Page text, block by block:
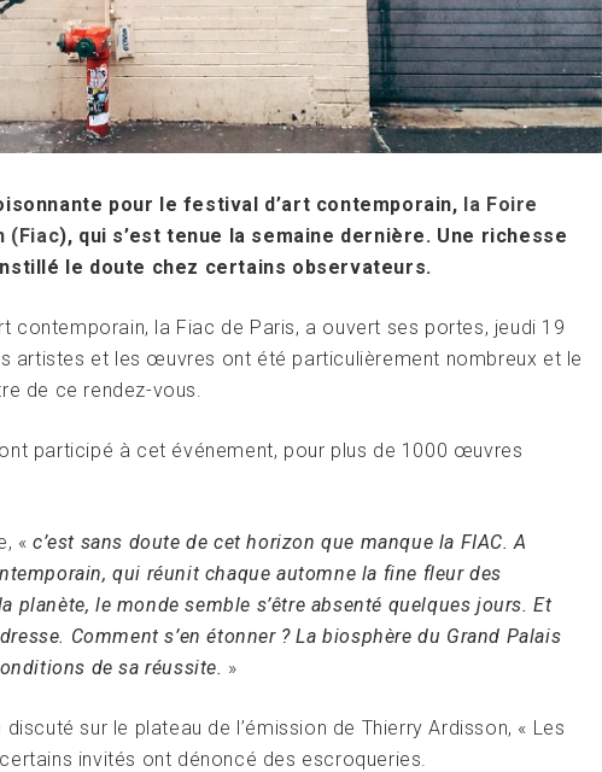
pour le festival d’art contemporain, la Foire
(Fiac), qui s’est tenue la semaine dernière. Une richesse
le doute chez certains observateurs.
contemporain, la Fiac de Paris, a ouvert ses portes, jeudi 19
artistes et les œuvres ont été particulièrement nombreux et le
de ce rendez-vous.
participé à cet événement, pour plus de 1000 œuvres
« c’est sans doute de cet horizon que manque la FIAC. A
qui réunit chaque automne la fine fleur des
planète, le monde semble s’être absenté quelques jours. Et
Comment s’en étonner ? La biosphère du Grand Palais
de sa réussite. »
sur le plateau de l’émission de Thierry Ardisson, « Les
invités ont dénoncé des escroqueries.